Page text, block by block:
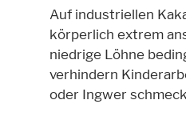
Auf industriellen
körperlich extrem
niedrige Löhne
verhindern
oder Ingwer